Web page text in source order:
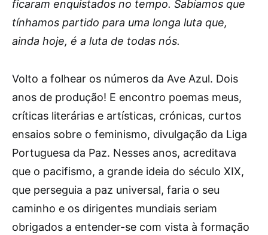
ficaram enquistados no tempo. Sabíamos que
tínhamos partido para uma longa luta que,
ainda hoje, é a luta de todas nós.
Volto a folhear os números da Ave Azul. Dois
anos de produção! E encontro poemas meus,
críticas literárias e artísticas, crónicas, curtos
ensaios sobre o feminismo, divulgação da Liga
Portuguesa da Paz. Nesses anos, acreditava
que o pacifismo, a grande ideia do século XIX,
que perseguia a paz universal, faria o seu
caminho e os dirigentes mundiais seriam
obrigados a entender-se com vista à formação